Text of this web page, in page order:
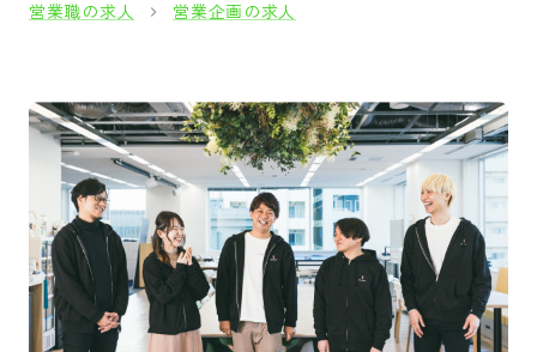
営業職の求人
営業企画の求人